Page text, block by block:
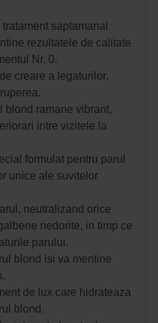
saptamanal
rezultatele de calitate
Nr. 0.
creare a legaturilor,
blond ramane vibrant,
intre vizitele la
formulat pentru parul
unice ale suvitelor
neutralizand orice
nedorite, in timp ce
parului.
blond isi va mentine
de lux care hidrateaza
blond.